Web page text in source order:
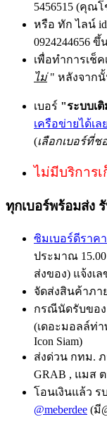
5456515 (คุณ
หรือ ทัก ไลน์
0924244656
เพื่อทำการเช็
ไม่" หลังจากนั้
เบอร์ "ระบบเติ
เครือข่ายได้เลย
(เลือกเบอร์ที่
ไม่มีบริการเ
ทุกเบอร์พร้อมส่ง
ซิมเบอร์ดีราค
ประมาณ
ส่งของ) แจ้งเล
จัดส่งสินค้าภา
กรณีนัดรับของ
(เดอะมอลล์ท่า
Icon Siam)
ส่งด่วน กทม.
GRAB , แมส
โอนเงินแล้ว ร
@meberdee (มี